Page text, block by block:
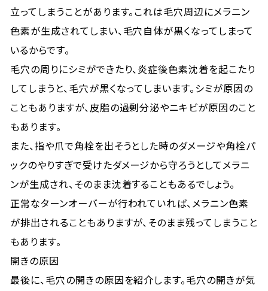
立ってしまうことがあります。これは毛穴周辺にメラニン
色素が生成されてしまい、毛穴自体が黒くなってしまって
いるからです。
毛穴の周りにシミができたり、炎症後色素沈着を起こたり
してしまうと、毛穴が黒くなってしまいます。シミが原因の
こともありますが、皮脂の過剰分泌やニキビが原因のこと
もあります。
また、指や爪で角栓を出そうとした時のダメージや角栓パ
ックのやりすぎで受けたダメージから守ろうとしてメラニ
ンが生成され、そのまま沈着することもあるでしょう。
正常なターンオーバーが行われていれば、メラニン色素
が排出されることもありますが、そのまま残ってしまうこと
もあります。
開きの原因
最後に、毛穴の開きの原因を紹介します。毛穴の開きが気